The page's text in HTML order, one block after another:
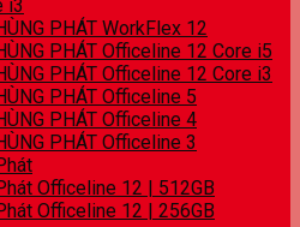
i3
PHÁT WorkFlex 12
PHÁT Officeline 12 Core i5
PHÁT Officeline 12 Core i3
PHÁT Officeline 5
PHÁT Officeline 4
PHÁT Officeline 3
Officeline 12 | 512GB
Officeline 12 | 256GB